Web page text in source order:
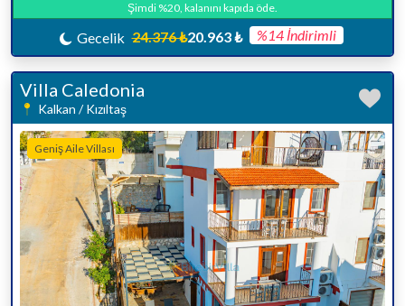
Şimdi %20, kalanını kapıda öde.
Gecelik 24.376 ₺20.963 ₺ %14 İndirimli
Villa Caledonia
Kalkan / Kızıltaş
Geniş Aile Villası